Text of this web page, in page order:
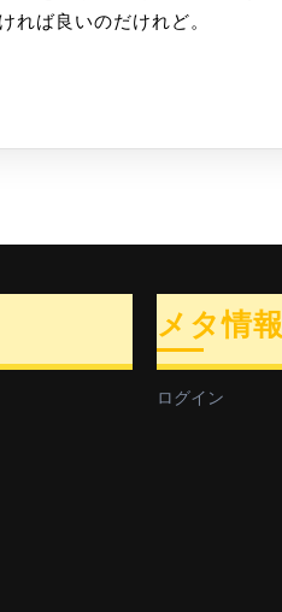
れば良いのだけれど。
メタ情報
ログイン